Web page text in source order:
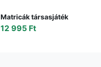
Matricák társasjáték
12 995 Ft